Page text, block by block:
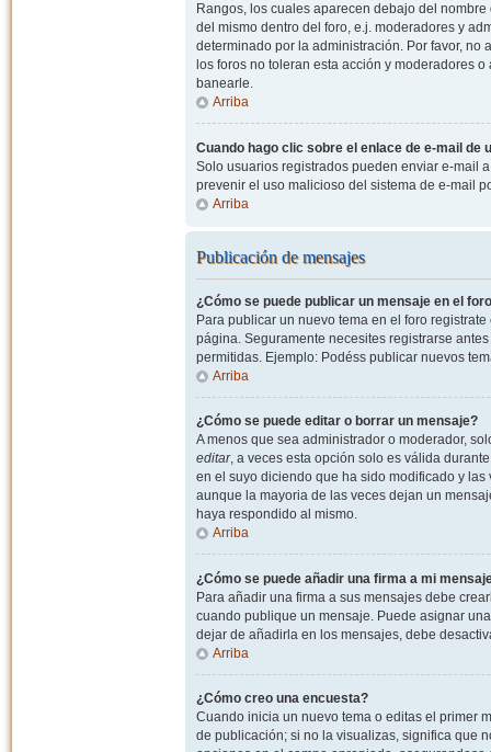
Rangos, los cuales aparecen debajo del
del mismo dentro del foro, e.j. moderadores y
determinado por la administración. Por favor,
los foros no toleran esta acción y moderadores
banearle.
Arriba
Cuando hago clic sobre el enlace de e-mail de
Solo usuarios registrados pueden enviar e-mail
prevenir el uso malicioso del sistema de e-mail
Arriba
Publicación de mensajes
¿Cómo se puede publicar un mensaje en el
Para publicar un nuevo tema en el foro
página. Seguramente necesites registrarse
permitidas. Ejemplo: Podéss publicar nuevos
Arriba
¿Cómo se puede editar o borrar un mensaje?
A menos que sea administrador o moderador,
editar, a veces esta opción solo es válida
en el suyo diciendo que ha sido modificado y
aunque la mayoria de las veces dejan un
haya respondido al mismo.
Arriba
¿Cómo se puede añadir una firma a mi
Para añadir una firma a sus mensajes debe
cuando publique un mensaje. Puede asignar
dejar de añadirla en los mensajes, debe
Arriba
¿Cómo creo una encuesta?
Cuando inicia un nuevo tema o editas el primer
de publicación; si no la visualizas, significa que